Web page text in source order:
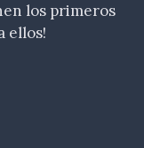
los primeros
ellos!